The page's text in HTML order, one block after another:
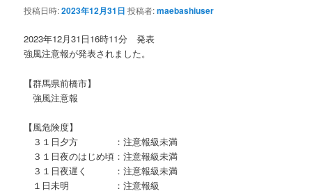
投稿日時:2023年12月31日 投稿者:maebashiuser
2023年12月31日16時11分 発表
強風注意報が発表されました。
【群馬県前橋市】
強風注意報
【風危険度】
３１日夕方 ：注意報級未満
３１日夜のはじめ頃：注意報級未満
３１日夜遅く ：注意報級未満
１日未明 ：注意報級